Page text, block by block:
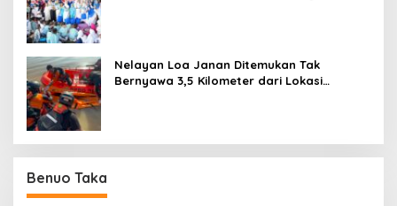
Nelayan Loa Janan Ditemukan Tak
Bernyawa 3,5 Kilometer dari Lokasi
Benuo Taka